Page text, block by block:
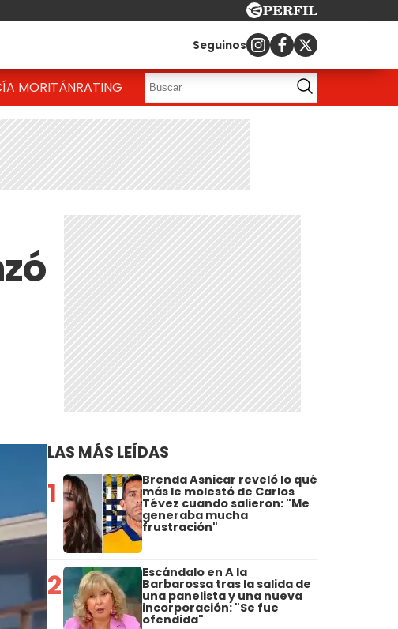
Seguinos
MORITÁNRATING
LAS MÁS LEÍDAS
1 Brenda Asnicar reveló lo qué
más le molestó de Carlos
Tévez cuando salieron: "Me
generaba mucha
frustración"
2 Escándalo en A la
Barbarossa tras la salida de
una panelista y una nueva
incorporación: "Se fue
ofendida"